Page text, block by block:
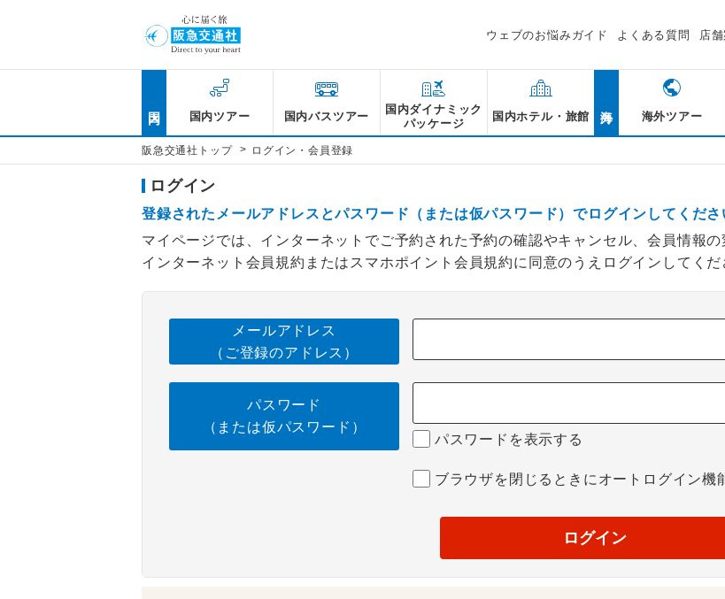
ウェブのお悩みガイド よくある質問 店
国内ツアー 国内バスツアー
国内ダイナミック
パッケージ
国内ホテル・旅館 海外ツアー
阪急交通社トップ > ログイン・会員登録
ログイン
登録されたメールアドレスとパスワード（または仮パスワード）でログインしてくださ
マイページでは、インターネットでご予約された予約の確認やキャンセル、会員情報の
インターネット会員規約またはスマホポイント会員規約に同意のうえログインしてくだ
メールアドレス
（ご登録のアドレス）
パスワード
（または仮パスワード）
パスワードを表示する
ブラウザを閉じるときにオートログイン機
ログイン